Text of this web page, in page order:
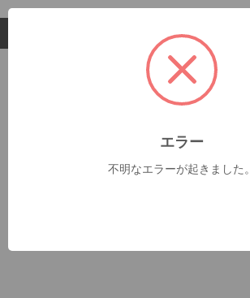
© 2017 Clear Inc.
エラー
不明なエラーが起きました。